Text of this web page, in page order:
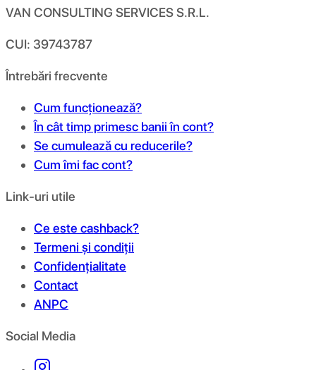
VAN CONSULTING SERVICES S.R.L.
CUI: 39743787
Întrebări frecvente
Cum funcționează?
În cât timp primesc banii în cont?
Se cumulează cu reducerile?
Cum îmi fac cont?
Link-uri utile
Ce este cashback?
Termeni și condiții
Confidențialitate
Contact
ANPC
Social Media